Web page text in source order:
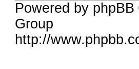
Powered by
Group
http://